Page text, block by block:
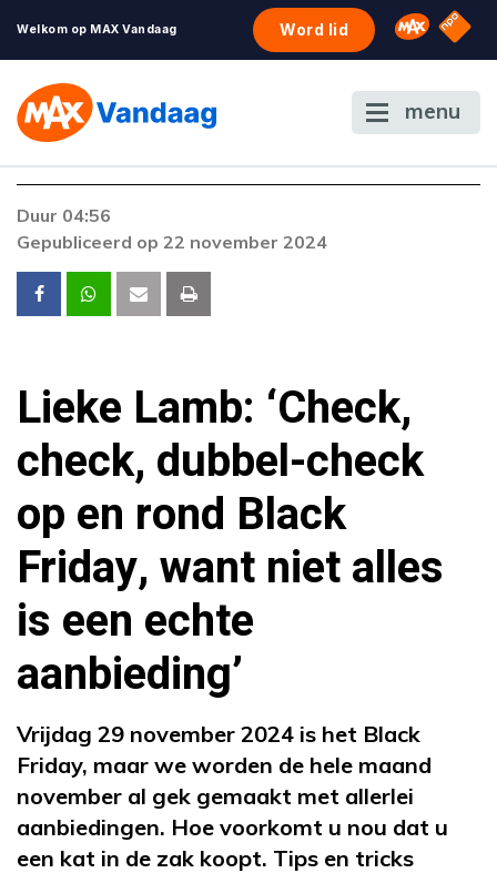
Welkom op MAX Vandaag Word lid Omroep
NPO
menu
Er is een licentie-fout opgetreden. Als het
contact op met onze klantenservice.
Duur 04:56
Gepubliceerd op 22 november 2024
Lieke Lamb: ‘Check,
check, dubbel-check
op en rond Black
Friday, want niet alles
is een echte
aanbieding’
Vrijdag 29 november 2024 is het Black
Friday, maar we worden de hele maand
november al gek gemaakt met allerlei
aanbiedingen. Hoe voorkomt u nou dat u
een kat in de zak koopt. Tips en tricks